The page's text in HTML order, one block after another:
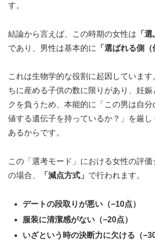
す。
結論から言えば、この時期の女性は 「
であり、男性は基本的に
「選ばれる側（
これは生物学的な役割に起因しています
ちに産める子供の数に限りがあり、妊娠
クを負うため、本能的に「この男は自
値する遺伝子を持っているか？」を厳
あるからです。
この「選考モード」における女性の評価
の場合、
「減点方式」 で行われます。
デートの段取りが悪い（−10点）
服装に清潔感がない（−20点）
いざという時の決断力に欠ける（−30